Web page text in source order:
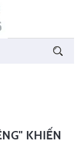
miệng" khiến
KHIẾN